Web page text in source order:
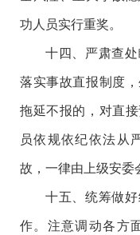
功人员实行重奖。
十四、严肃查
落实事故直报制度
拖延不报的，对直
员依规依纪依法从
故，一律由上级安委
十五、统筹做
作。注意调动各方